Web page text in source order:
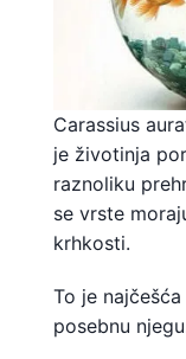
Carassius
je životinja
raznoliku
se vrste
krhkosti.
To je
posebnu